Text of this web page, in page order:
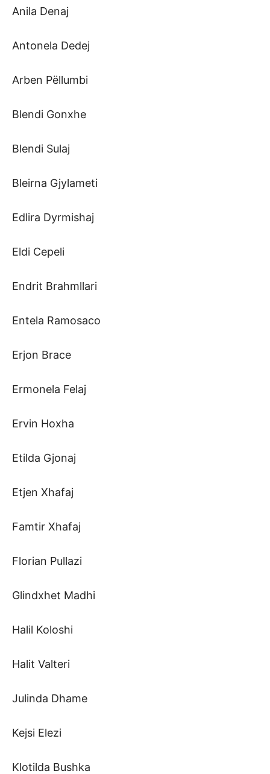
Anila Denaj
Antonela Dedej
Arben Pëllumbi
Blendi Gonxhe
Blendi Sulaj
Bleirna Gjylameti
Edlira Dyrmishaj
Eldi Cepeli
Endrit Brahmllari
Entela Ramosaco
Erjon Brace
Ermonela Felaj
Ervin Hoxha
Etilda Gjonaj
Etjen Xhafaj
Famtir Xhafaj
Florian Pullazi
Glindxhet Madhi
Halil Koloshi
Halit Valteri
Julinda Dhame
Kejsi Elezi
Klotilda Bushka